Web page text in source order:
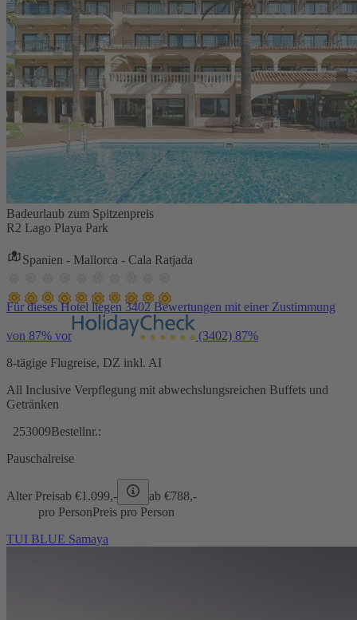
Badeurlaub zum Spitzenpreis
R2 Lago Playa Park
Spanien - Mallorca - Cala Ratjada
Für dieses Hotel liegen 3402 Bewertungen mit einer Zustimmung
von 87% vor (3402) 87%
8-tägige Flugreise, DZ inkl. AI
All Inclusive Verpflegung mit abwechslungsreichen Buffets und
Getränken
253009Bestellnr.:
Pauschalreise
Alter Preisab €1.099,- ab €788,-
pro PersonPreis pro Person
TUI BLUE Samaya